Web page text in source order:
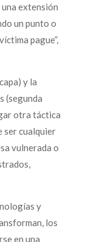
extensión
un punto o
pague”,
y la
(segunda
otra táctica
ser cualquier
vulnerada o
y
los
en una